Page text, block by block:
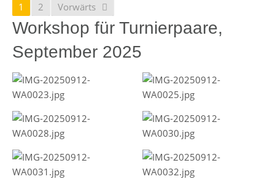
1 2 Vorwärts
Workshop für Turnierpaare,
September 2025